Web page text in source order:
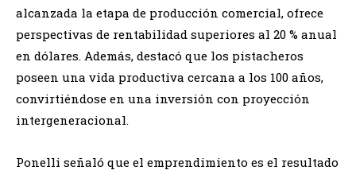
alcanzada la etapa de producción comercial, ofrece
perspectivas de rentabilidad superiores al 20 % anual
en dólares. Además, destacó que los pistacheros
poseen una vida productiva cercana a los 100 años,
convirtiéndose en una inversión con proyección
intergeneracional.
Ponelli señaló que el emprendimiento es el resultado